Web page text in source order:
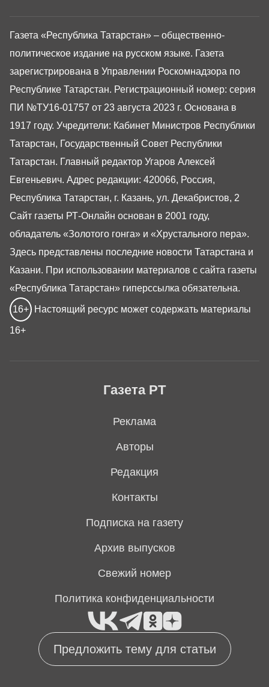
Предложить тему для статьи
Газета РТ
Реклама
Авторы
Редакция
Контакты
Подписка на газету
Архив выпусков
Свежий номер
Политика конфиденциальности
Газета «Республика Татарстан» – общественно-
политическое издание на русском языке. Газета
зарегистрирована в Управлении Роскомнадзора по
Республике Татарстан. Регистрационный номер: серия
ПИ №ТУ16-01757 от 23 августа 2023 г. Основана в
1917 году. Учредители: Кабинет Министров Республики
Татарстан, Государственный Совет Республики
Татарстан. Главный редактор Угаров Алексей
Евгеньевич. Адрес редакции: 420066, Россия,
Республика Татарстан, г. Казань, ул. Декабристов, 2
Сайт газеты РТ-Онлайн основан в 2001 году,
обладатель «Золотого гонга» и «Хрустального пера».
Здесь представлены последние новости Татарстана и
Казани. При использовании материалов с сайта газеты
«Республика Татарстан» гиперссылка обязательна.
16+ Настоящий ресурс может содержать материалы
16+